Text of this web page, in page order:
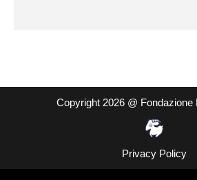
Copyright 2026 @ Fondazione
Privacy Policy